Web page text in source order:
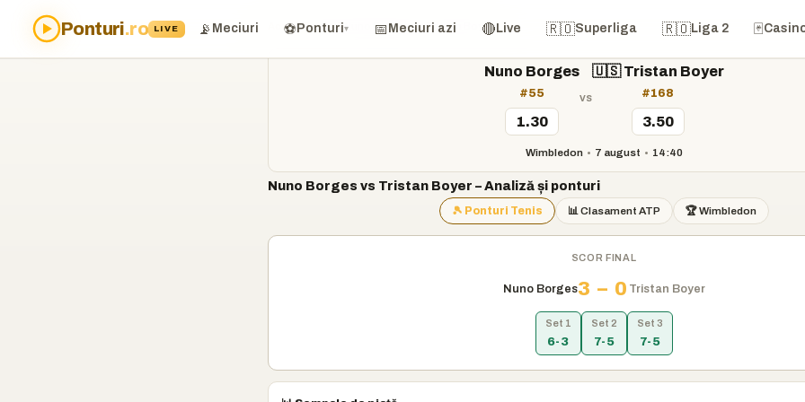
Ponturi.ro LIVE 📡 Meciuri ⚽ Ponturi▾ 📅 Meciuri azi 🔴 Live 🇷🇴Superliga 🇷🇴Liga 2 🃏
Acasă›Ponturi›Nuno Borges vs Tristan Boyer
Nuno Borges
#55
1.30
vs
🇺🇸 Tristan Boyer
#168
3.50
Wimbledon • 7 august • 14:40
Nuno Borges vs Tristan Boyer – Analiză și ponturi
🎾 Ponturi Tenis 📊 Clasament ATP 🏆 Wimbledon
SCOR FINAL
Nuno Borges3 – 0 Tristan Boyer
Set 1
6-3
Set 2
7-5
Set 3
7-5